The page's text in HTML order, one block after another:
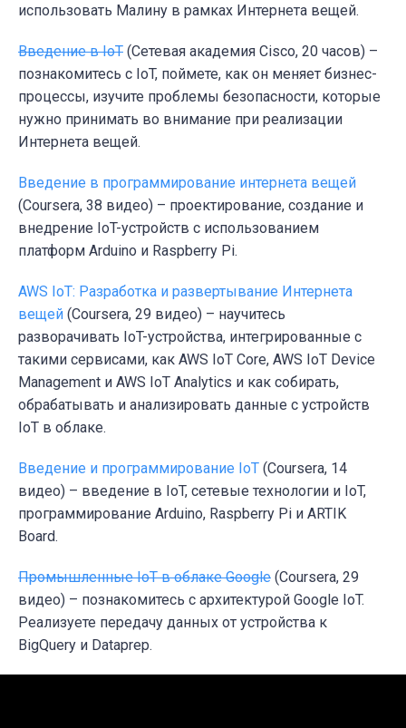
использовать Малину в рамках Интернета вещей.
Введение в IoT (Сетевая академия Cisco, 20 часов) –
познакомитесь с IoT, поймете, как он меняет бизнес-
процессы, изучите проблемы безопасности, которые
нужно принимать во внимание при реализации
Интернета вещей.
Введение в программирование интернета вещей
(Coursera, 38 видео) – проектирование, создание и
внедрение IoT-устройств с использованием
платформ Arduino и Raspberry Pi.
AWS IoT: Разработка и развертывание Интернета
вещей (Coursera, 29 видео) – научитесь
разворачивать IoT-устройства, интегрированные с
такими сервисами, как AWS IoT Core, AWS IoT Device
Management и AWS IoT Analytics и как собирать,
обрабатывать и анализировать данные с устройств
IoT в облаке.
Введение и программирование IoT (Coursera, 14
видео) – введение в IoT, сетевые технологии и IoT,
программирование Arduino, Raspberry Pi и ARTIK
Board.
Промышленные IoT в облаке Google (Coursera, 29
видео) – познакомитесь с архитектурой Google IoT.
Реализуете передачу данных от устройства к
BigQuery и Dataprep.